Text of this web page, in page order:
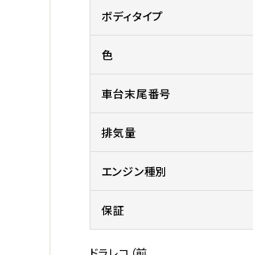
ボディタイプ
色
車台末尾番号
排気量
エンジン種別
保証